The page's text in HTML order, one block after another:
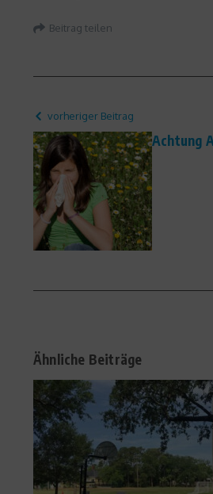
Beitrag teilen
vorheriger Beitrag
Achtung
Ähnliche Beiträge